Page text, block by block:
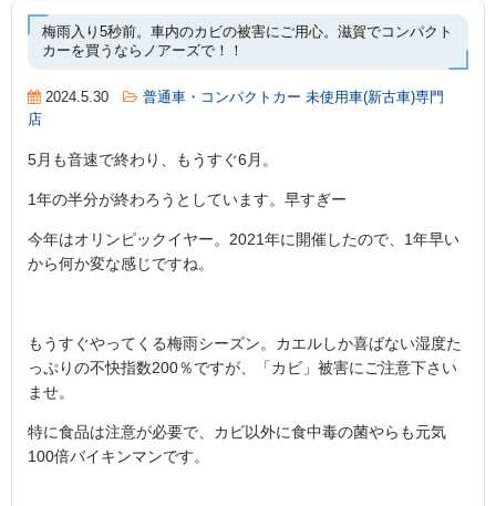
梅雨入り5秒前。車内のカビの被害にご用心。滋賀でコンパクト
カーを買うならノアーズで！！
2024.5.30
普通車・コンパクトカー 未使用車(新古車)専門
店
5月も音速で終わり、もうすぐ6月。
1年の半分が終わろうとしています。早すぎー
今年はオリンピックイヤー。2021年に開催したので、1年早い
から何か変な感じですね。
もうすぐやってくる梅雨シーズン。カエルしか喜ばない湿度た
っぷりの不快指数200％ですが、「カビ」被害にご注意下さい
ませ。
特に食品は注意が必要で、カビ以外に食中毒の菌やらも元気
100倍バイキンマンです。